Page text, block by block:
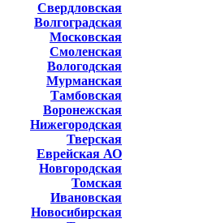
Свердловская
Волгоградская
Московская
Смоленская
Вологодская
Мурманская
Тамбовская
Воронежская
Нижегородская
Тверская
Еврейская АО
Новгородская
Томская
Ивановская
Новосибирская